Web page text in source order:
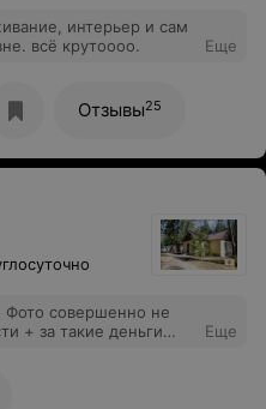
интерьер и сам
всё крутоооо.
Еще
Отзывы25
Фото совершенно не
+ за такие деньги
увидеть на фото.
Еще